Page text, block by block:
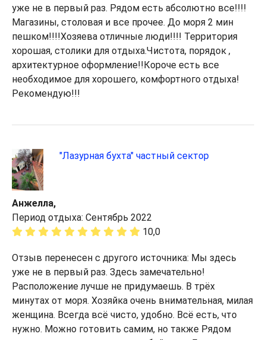
уже не в первый раз. Рядом есть абсолютно все!!!!
Магазины, столовая и все прочее. До моря 2 мин
пешком!!!!Хозяева отличные люди!!!! Территория
хорошая, столики для отдыха.Чистота, порядок ,
архитектурное оформление!!Короче есть все
необходимое для хорошего, комфортного отдыха!
Рекомендую!!!
"Лазурная бухта" частный сектор
Анжелла,
Период отдыха: Сентябрь 2022
10,0
Отзыв перенесен с другого источника: Мы здесь
уже не в первый раз. Здесь замечательно!
Расположение лучше не придумаешь. В трёх
минутах от моря. Хозяйка очень внимательная, милая
женщина. Всегда всё чисто, удобно. Всё есть, что
нужно. Можно готовить самим, но также Рядом